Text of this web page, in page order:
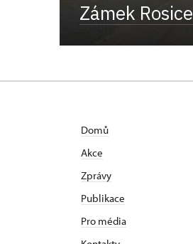
Zámek Rosice
Domů
Akce
Zprávy
Publikace
Pro média